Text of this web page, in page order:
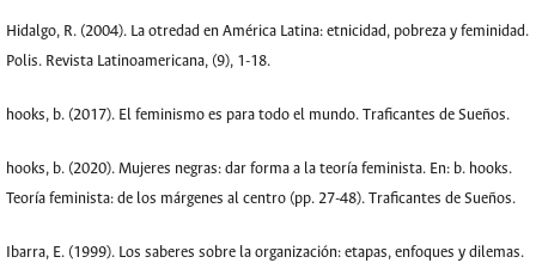
Hidalgo, R. (2004). La otredad en América Latina: etnicidad, pobreza y feminidad.
Polis. Revista Latinoamericana, (9), 1-18.
hooks, b. (2017). El feminismo es para todo el mundo. Traficantes de Sueños.
hooks, b. (2020). Mujeres negras: dar forma a la teoría feminista. En: b. hooks.
Teoría feminista: de los márgenes al centro (pp. 27-48). Traficantes de Sueños.
Ibarra, E. (1999). Los saberes sobre la organización: etapas, enfoques y dilemas.